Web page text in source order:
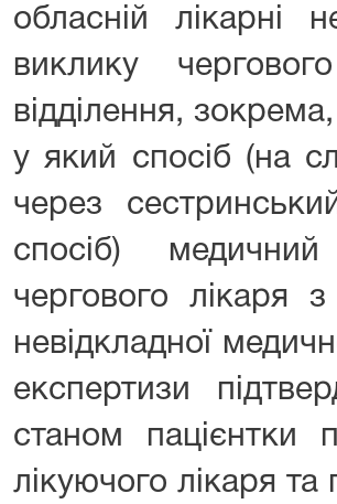
обласній лікарні
виклику
відділення,
у який спосіб (на
через
спосіб)
чергового лікаря
невідкладної
експертизи
станом пацієнтки
лікуючого лікаря та